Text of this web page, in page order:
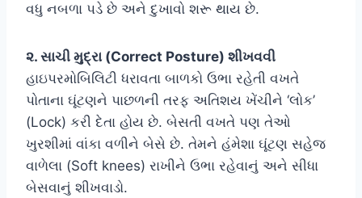
વધુ નબળા પડે છે અને દુખાવો શરૂ થાય છે.
૨. સાચી મુદ્રા (Correct Posture) શીખવવી
હાઇપરમોબિલિટી ધરાવતા બાળકો ઉભા રહેતી વખતે
પોતાના ઘૂંટણને પાછળની તરફ અતિશય ખેંચીને ‘લોક’
(Lock) કરી દેતા હોય છે. બેસતી વખતે પણ તેઓ
ખુરશીમાં વાંકા વળીને બેસે છે. તેમને હંમેશા ઘૂંટણ સહેજ
વાળેલા (Soft knees) રાખીને ઉભા રહેવાનું અને સીધા
બેસવાનું શીખવાડો.